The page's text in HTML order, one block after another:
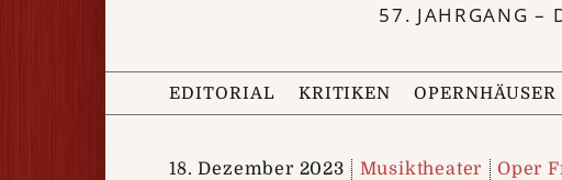
57. JAHRGANG –
EDITORIAL KRITIKEN OPERNHÄUSER
18. Dezember 2023 Musiktheater Oper